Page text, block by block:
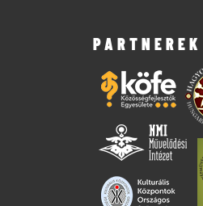
PARTNEREK